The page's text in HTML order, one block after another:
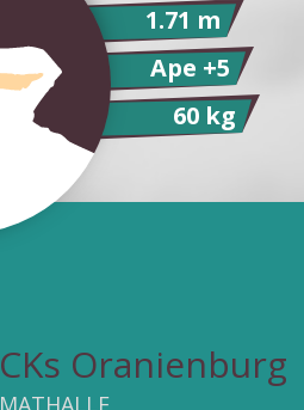
1.71 m
Ape +5
60 kg
Oranienburg